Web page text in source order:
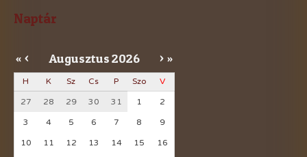
Naptár
« < Augusztus2026 > »
H K Sz Cs P Szo V
27 28 29 30 31 1 2
3 4 5 6 7 8 9
10 11 12 13 14 15 16